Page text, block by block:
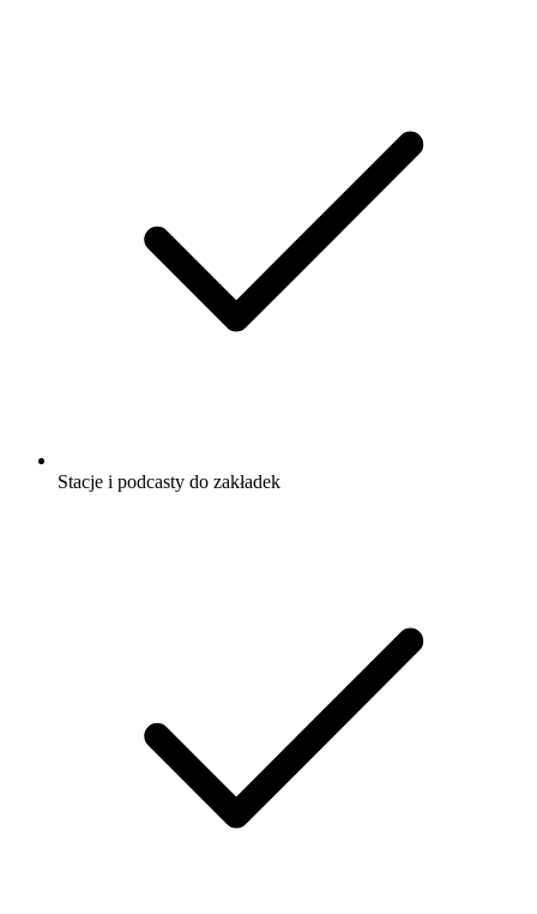
Stacje i podcasty do zakładek